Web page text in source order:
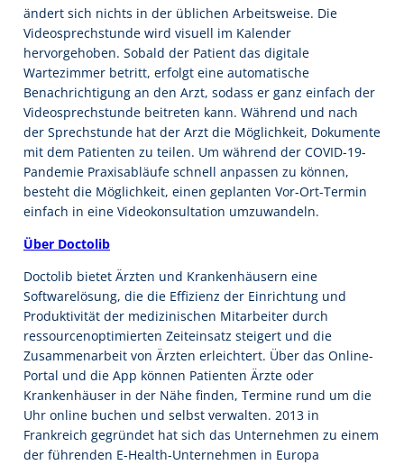
ändert sich nichts in der üblichen Arbeitsweise. Die
Videosprechstunde wird visuell im Kalender
hervorgehoben. Sobald der Patient das digitale
Wartezimmer betritt, erfolgt eine automatische
Benachrichtigung an den Arzt, sodass er ganz einfach der
Videosprechstunde beitreten kann. Während und nach
der Sprechstunde hat der Arzt die Möglichkeit, Dokumente
mit dem Patienten zu teilen. Um während der COVID-19-
Pandemie Praxisabläufe schnell anpassen zu können,
besteht die Möglichkeit, einen geplanten Vor-Ort-Termin
einfach in eine Videokonsultation umzuwandeln.
Über Doctolib
Doctolib bietet Ärzten und Krankenhäusern eine
Softwarelösung, die die Effizienz der Einrichtung und
Produktivität der medizinischen Mitarbeiter durch
ressourcenoptimierten Zeiteinsatz steigert und die
Zusammenarbeit von Ärzten erleichtert. Über das Online-
Portal und die App können Patienten Ärzte oder
Krankenhäuser in der Nähe finden, Termine rund um die
Uhr online buchen und selbst verwalten. 2013 in
Frankreich gegründet hat sich das Unternehmen zu einem
der führenden E-Health-Unternehmen in Europa